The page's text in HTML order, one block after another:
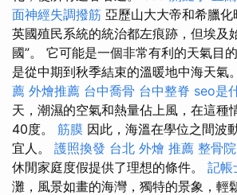
面神經失調撥筋 亞歷山大大帝和希臘
英國殖民系統的統治都左痕跡，但埃及
國”。 它可能是一個非常有利的天氣目
是從中期到秋季結束的溫暖地中海天氣。
薦 外燴推薦 台中喬骨 台中整脊 seo是
天，潮濕的空氣和熱量佔上風，在這種
40度。 筋膜 因此，海溫在學位之間波
宜人。 護照換發 台北 外燴 推薦 整骨
休閒家庭度假提供了理想的條件。 記帳
灘，風景如畫的海灣，獨特的景象，輕